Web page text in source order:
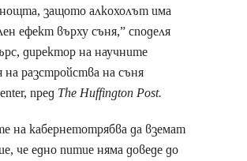
защото алкохолът има
ефект върху съня,” споделя
директор на научните
на разстройства на съня
пред The Huffington Post.
на кабернетотрябва да вземат
че едно питие няма доведе до